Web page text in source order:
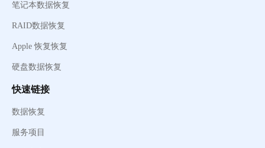
笔记本数据恢复
RAID数据恢复
Apple 恢复恢复
硬盘数据恢复
快速链接
数据恢复
服务项目